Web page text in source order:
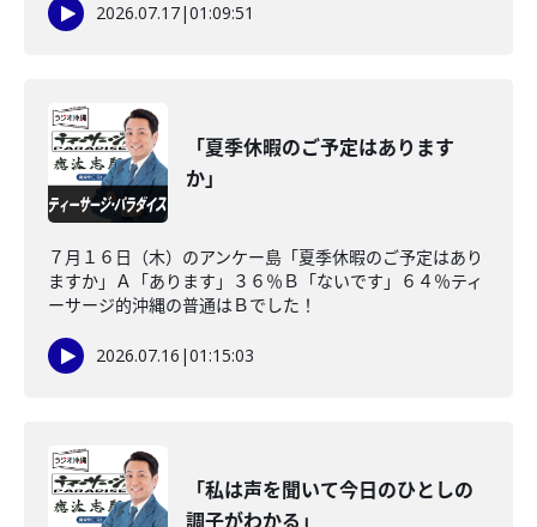
2026.07.17|01:09:51
「夏季休暇のご予定はあります
か」
７月１６日（木）のアンケー島「夏季休暇のご予定はあり
ますか」Ａ「あります」３６％Ｂ「ないです」６４％ティ
ーサージ的沖縄の普通はＢでした！
2026.07.16 |01:15:03
「私は声を聞いて今日のひとしの
調子がわかる」